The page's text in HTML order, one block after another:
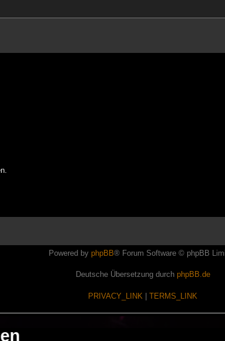
Powered by phpBB® Forum Software © phpBB
Deutsche Übersetzung durch phpBB.de
PRIVACY_LINK TERMS_LINK